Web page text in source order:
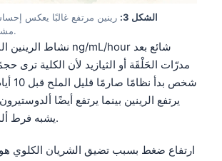
الشكل 3:
رينين مرتفع غالبًا يعكس
مشكلة كظرية أولية.
مدرّات الحَلْقَة أو الثيازيد لأن الكلية ترى
شخص
يرتفع الرينين بينما يرتفع أيضًا
يشبه فرط ألدوستيرونية ثانويًا.
ارتفاع ضغط بسبب تضيق الشريان الكلوي